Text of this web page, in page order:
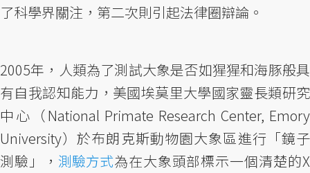
了科學界關注，第二次則引起法律圈辯論。
2005年，人類為了測試大象是否如猩猩和海豚般具
有自我認知能力，美國埃莫里大學國家靈長類研究
中心（National Primate Research Center, Emory
University）於布朗克斯動物園大象區進行「鏡子
測驗」， 測驗方式為在大象頭部標示一個清楚的X